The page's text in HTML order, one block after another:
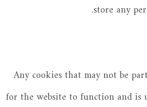
store any
Any cookies that may not be
for the website to function and is